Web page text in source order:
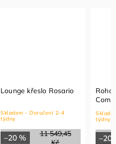
Lounge křeslo Rosario
Skladem - Doručení 2–4
týdny
11 549,45
–20 %
týdny
–20